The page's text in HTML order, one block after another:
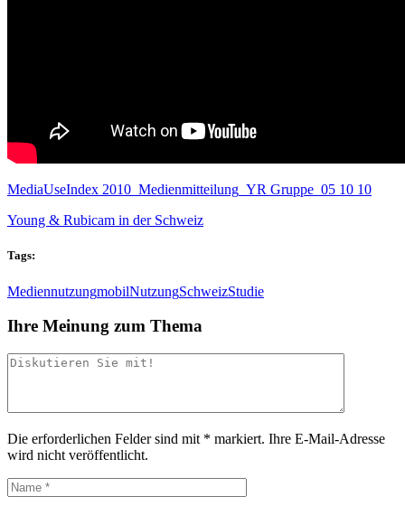
MediaUseIndex 2010_Medienmitteilung_YR Gruppe_05 10 10
Young & Rubicam in der Schweiz
Tags:
MediennutzungmobilNutzungSchweizStudie
Ihre Meinung zum Thema
Die erforderlichen Felder sind mit * markiert. Ihre E-Mail-Adresse
wird nicht veröffentlicht.